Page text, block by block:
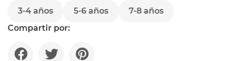
3-4 años 5-6 años
7-8 años
Compartir por: